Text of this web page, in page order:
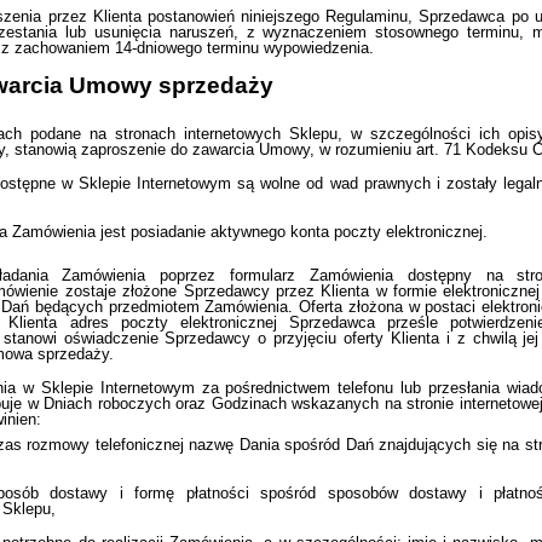
przez Klienta postanowień niniejszego Regulaminu, Sprzedawca po
lub usunięcia naruszeń, z wyznaczeniem stosownego terminu,
zachowaniem 14-dniowego terminu wypowiedzenia.
Umowy sprzedaży
podane na stronach internetowych Sklepu, w szczególności ich
stanowią zaproszenie do zawarcia Umowy, w rozumieniu art. 71 Kodeksu
w Sklepie Internetowym są wolne od wad prawnych i zostały
Zamówienia jest posiadanie aktywnego konta poczty elektronicznej.
Zamówienia poprzez formularz Zamówienia dostępny na
zostaje złożone Sprzedawcy przez Klienta w formie
będących przedmiotem Zamówienia. Oferta złożona w postaci
adres poczty elektronicznej Sprzedawca prześle
oświadczenie Sprzedawcy o przyjęciu oferty Klienta i z chwilą
sprzedaży.
w Sklepie Internetowym za pośrednictwem telefonu lub przesłania
w Dniach roboczych oraz Godzinach wskazanych na stronie
rozmowy telefonicznej nazwę Dania spośród Dań znajdujących się na
dostawy i formę płatności spośród sposobów dostawy i